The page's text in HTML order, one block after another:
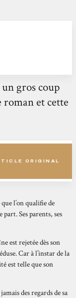
gros coup
et cette
ORIGINAL
l’on qualifie de
Ses parents, ses
est rejetée dès son
Car à l’instar de la
est telle que son
des regards de sa